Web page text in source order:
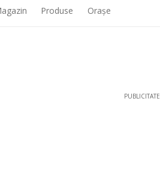
Produse Oraşe
PUBLICITATE